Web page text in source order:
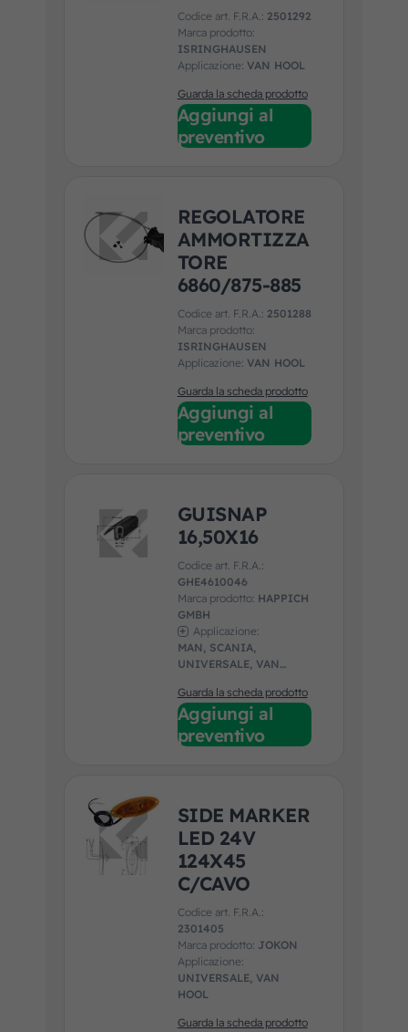
Codice art. F.R.A.: 2501292
Marca prodotto:
ISRINGHAUSEN
Applicazione: VAN HOOL
Guarda la scheda prodotto
Aggiungi al
preventivo
REGOLATORE
AMMORTIZZA
TORE
6860/875-885
Codice art. F.R.A.: 2501288
Marca prodotto:
ISRINGHAUSEN
Applicazione: VAN HOOL
Guarda la scheda prodotto
Aggiungi al
preventivo
GUISNAP
16,50X16
Codice art. F.R.A.:
GHE4610046
Marca prodotto: HAPPICH
GMBH
Applicazione:
MAN, SCANIA,
UNIVERSALE, VAN
Guarda la scheda prodotto
Aggiungi al
preventivo
SIDE MARKER
LED 24V
124X45
C/CAVO
Codice art. F.R.A.:
2301405
Marca prodotto: JOKON
Applicazione:
UNIVERSALE, VAN
HOOL
Guarda la scheda prodotto